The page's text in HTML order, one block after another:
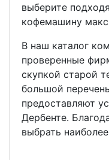
выберите
кофемашину
В наш каталог
проверенные
скупкой старой
большой
предоставляют
Дербенте.
выбрать